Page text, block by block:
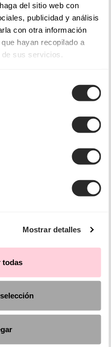
del sitio web con
publicidad y análisis
con otra información
hayan recopilado a
de sus servicios.
Mostrar detalles
todas